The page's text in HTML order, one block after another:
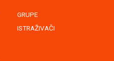
GRUPE
ISTRAŽIVAČI